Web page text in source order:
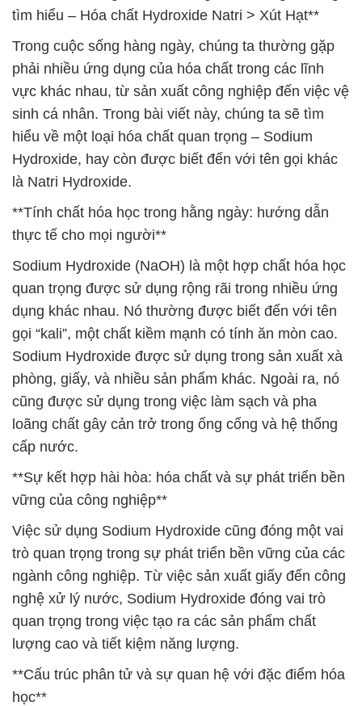
tìm hiểu – Hóa chất Hydroxide Natri > Xút Hạt**
Trong cuộc sống hàng ngày, chúng ta thường gặp
phải nhiều ứng dụng của hóa chất trong các lĩnh
vực khác nhau, từ sản xuất công nghiệp đến việc vệ
sinh cá nhân. Trong bài viết này, chúng ta sẽ tìm
hiểu về một loại hóa chất quan trọng – Sodium
Hydroxide, hay còn được biết đến với tên gọi khác
là Natri Hydroxide.
**Tính chất hóa học trong hằng ngày: hướng dẫn
thực tế cho mọi người**
Sodium Hydroxide (NaOH) là một hợp chất hóa học
quan trọng được sử dụng rộng rãi trong nhiều ứng
dụng khác nhau. Nó thường được biết đến với tên
gọi “kali”, một chất kiềm mạnh có tính ăn mòn cao.
Sodium Hydroxide được sử dụng trong sản xuất xà
phòng, giấy, và nhiều sản phẩm khác. Ngoài ra, nó
cũng được sử dụng trong việc làm sạch và pha
loãng chất gây cản trở trong ống cống và hệ thống
cấp nước.
**Sự kết hợp hài hòa: hóa chất và sự phát triển bền
vững của công nghiệp**
Việc sử dụng Sodium Hydroxide cũng đóng một vai
trò quan trọng trong sự phát triển bền vững của các
ngành công nghiệp. Từ việc sản xuất giấy đến công
nghệ xử lý nước, Sodium Hydroxide đóng vai trò
quan trọng trong việc tạo ra các sản phẩm chất
lượng cao và tiết kiệm năng lượng.
**Cấu trúc phân tử và sự quan hệ với đặc điểm hóa
học**